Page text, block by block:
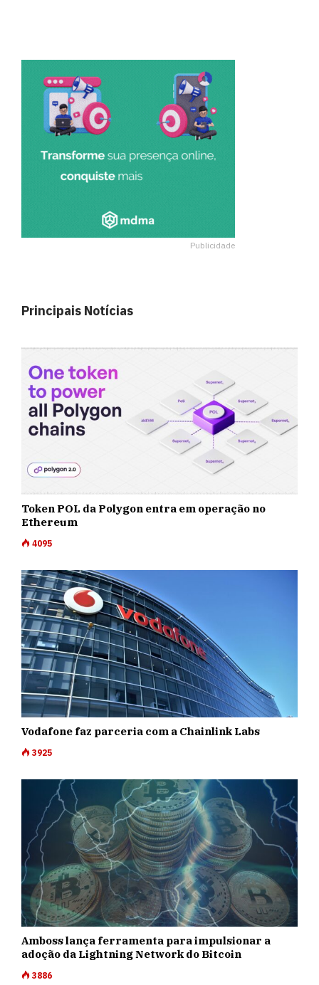
Publicidade
Principais Notícias
Token POL da Polygon entra em operação no
Ethereum
4095
Vodafone faz parceria com a Chainlink Labs
3925
Amboss lança ferramenta para impulsionar a
adoção da Lightning Network do Bitcoin
3886